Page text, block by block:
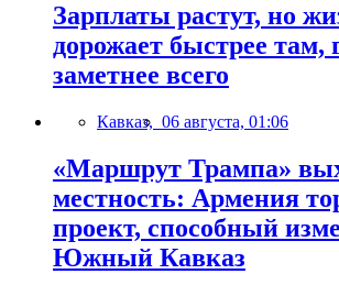
Зарплаты растут, но
дорожает быстрее там,
заметнее всего
Кавказ, 06 августа, 01:06
«Маршрут Трампа»
местность: Армения
проект, способный
Южный Кавказ